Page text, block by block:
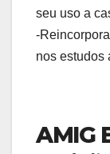
seu uso a
-
nos estudos
AMIG